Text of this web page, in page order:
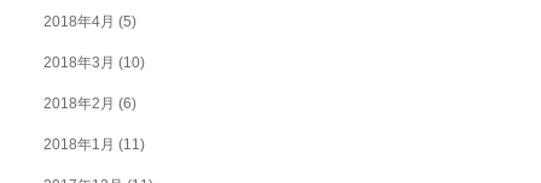
2018年4月 (5)
2018年3月 (10)
2018年2月 (6)
2018年1月 (11)